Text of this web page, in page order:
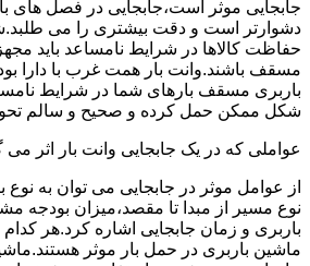
جابجایی موثر است،جابجایی در فصل های
دشوارتر است و دقت بیشتری را می
حفاظت کالاها در شرایط نامساعد باید
مسقف باشند.وانت بار همت غرب با دارا
باربری مسقف بارهای شما در شرایط
شکل ممکن حمل کرده و صحیح و سالم
عواملی که در یک جابجایی وانت بار اثر می
از عوامل موثر در جابجایی می توان به نوع
نوع مسیر از مبدا تا مقصد،میزان بودجه
باربری و زمان جابجایی اشاره کرد.هر کدام
ماشین باربری در حمل بار موثر